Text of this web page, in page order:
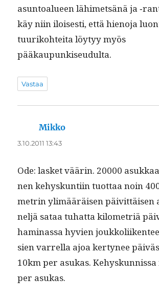
asun­toalueen lähimet­sänä ja
käy niin ilois­es­ti, että hieno­ja
tuuriko­htei­ta löy­tyy myös
pääkaupunkiseudulta.
Vastaa
Mikko
3.10.2011 13:43
Ode: las­ket väärin. 20000
nen kehyskun­ti­in tuot­taa noin
metrin ylimääräisen päivit­täisen
neljä sataa tuhat­ta kilo­metriä
ham­i­nas­sa hyvien
sien var­rel­la ajoa ker­tynee
10km per asukas.
per asukas.